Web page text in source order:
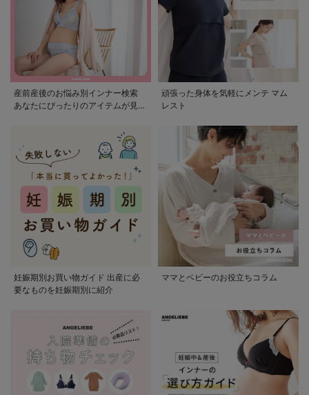
産前産後のお悩み別インナー検索
あなたにぴったりのアイテムが見つ
頑張った身体を気軽にメンテ マム
レスト
妊娠期別お買い物ガイド 出産に必
要なものを妊娠期別に紹介
ママとベビーのお役立ちコラム